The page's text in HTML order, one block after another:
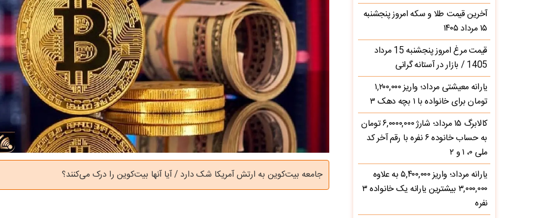
جامعه بیت‌کوین به ارتش آمریکا شک دارد / آیا آنها بیت‌کوین را درک می‌کنند؟
آخرین قیمت طلا و سکه امروز پنجشنبه
۱۵ مرداد ۱۴۰۵
قیمت مرغ امروز پنجشنبه 15 مرداد
1405 / بازار در آستانه گرانی
یارانه معیشتی مرداد؛ واریز ۱,۲۰۰,۰۰۰
تومان برای خانواده با ۱ بچه دهک ۳
کالابرگ ۱۵ مرداد؛ شارژ ۶,۰۰۰۰,۰۰۰ تومان
به حساب خانوده ۶ نفره با رقم آخر کد
ملی ۰، ۱ و ۲
یارانه مرداد؛ واریز ۵,۴۰۰,۰۰۰ به علاوه
۳,۰۰۰,۰۰۰ بیشترین یارانه یک خانواده ۳
نفره